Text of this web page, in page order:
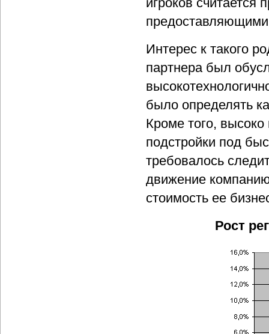
Интерес к такого
партнера был
было определять
Кроме того, высоко
подстройки под
требовалось
движение
стоимость ее
Рост